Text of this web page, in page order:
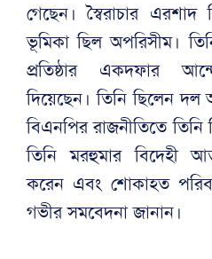
গেছেন। স্বৈরাচার
ভূমিকা ছিল অপরিসীম।
প্রতিষ্ঠার একদফার
দিয়েছেন। তিনি ছিলেন দল
বিএনপির রাজনীতিতে তিনি
তিনি মরহুমার বিদেহী
করেন এবং শোকাহত
গভীর সমবেদনা জানান।